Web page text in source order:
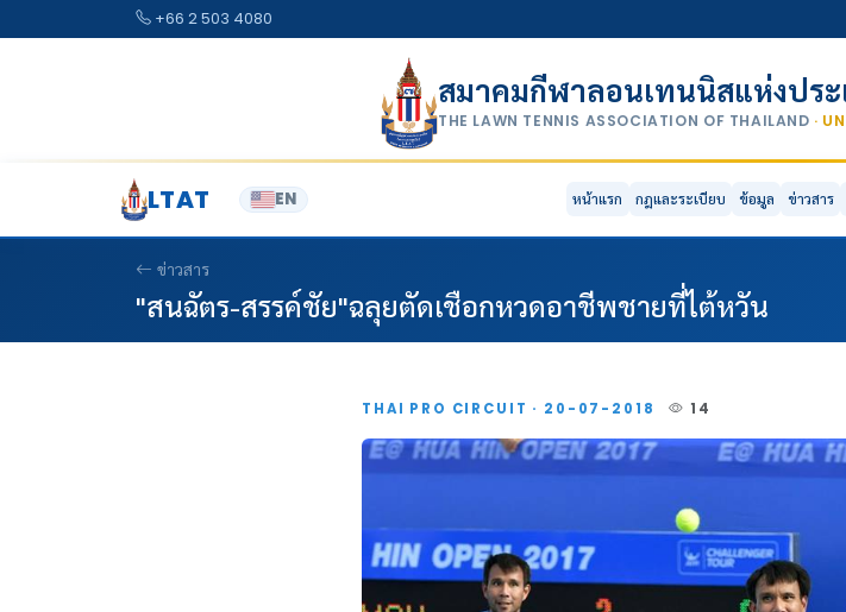
+66 2 503 4080
สมาคมกีฬาลอนเทนนิสแห่งปร
THE LAWN TENNIS ASSOCIATION OF THAILAND ·
LTAT EN หน้าแรก กฎและระเบียบ ข้อมูล ข่าวสาร
ข่าวสาร
"สนฉัตร-สรรค์ชัย"ฉลุยตัดเชือกหวดอาชีพชายที่ไต้หวัน
THAI PRO CIRCUIT · 20-07-2018 14